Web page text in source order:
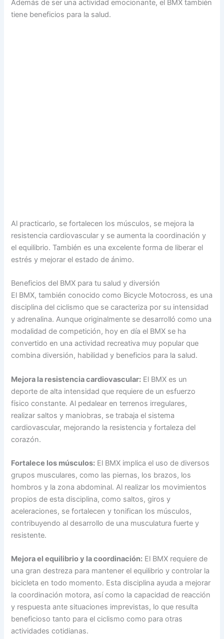
Además de ser una actividad emocionante, el BMX también
tiene beneficios para la salud.
Al practicarlo, se fortalecen los músculos, se mejora la
resistencia cardiovascular y se aumenta la coordinación y
el equilibrio. También es una excelente forma de liberar el
estrés y mejorar el estado de ánimo.
Beneficios del BMX para tu salud y diversión
El BMX, también conocido como Bicycle Motocross, es una
disciplina del ciclismo que se caracteriza por su intensidad
y adrenalina. Aunque originalmente se desarrolló como una
modalidad de competición, hoy en día el BMX se ha
convertido en una actividad recreativa muy popular que
combina diversión, habilidad y beneficios para la salud.
Mejora la resistencia cardiovascular: El BMX es un
deporte de alta intensidad que requiere de un esfuerzo
físico constante. Al pedalear en terrenos irregulares,
realizar saltos y maniobras, se trabaja el sistema
cardiovascular, mejorando la resistencia y fortaleza del
corazón.
Fortalece los músculos: El BMX implica el uso de diversos
grupos musculares, como las piernas, los brazos, los
hombros y la zona abdominal. Al realizar los movimientos
propios de esta disciplina, como saltos, giros y
aceleraciones, se fortalecen y tonifican los músculos,
contribuyendo al desarrollo de una musculatura fuerte y
resistente.
Mejora el equilibrio y la coordinación: El BMX requiere de
una gran destreza para mantener el equilibrio y controlar la
bicicleta en todo momento. Esta disciplina ayuda a mejorar
la coordinación motora, así como la capacidad de reacción
y respuesta ante situaciones imprevistas, lo que resulta
beneficioso tanto para el ciclismo como para otras
actividades cotidianas.